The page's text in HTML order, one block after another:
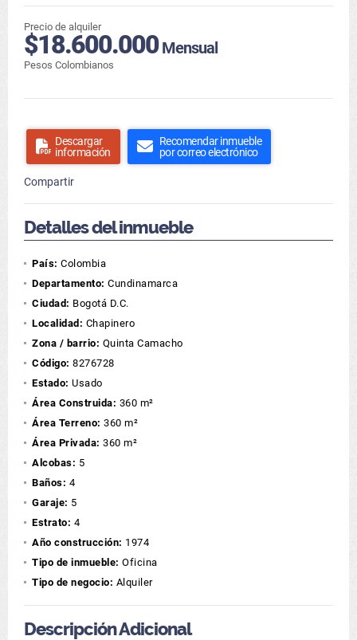
Precio de alquiler
$18.600.000Mensual
Pesos Colombianos
Descargar
información
Recomendar inmueble
por correo electrónico
Compartir
Detalles del inmueble
País: Colombia
Departamento: Cundinamarca
Ciudad: Bogotá D.C.
Localidad: Chapinero
Zona / barrio: Quinta Camacho
Código: 8276728
Estado: Usado
Área Construida: 360 m²
Área Terreno: 360 m²
Área Privada: 360 m²
Alcobas: 5
Baños: 4
Garaje: 5
Estrato: 4
Año construcción: 1974
Tipo de inmueble: Oficina
Tipo de negocio: Alquiler
Descripción Adicional